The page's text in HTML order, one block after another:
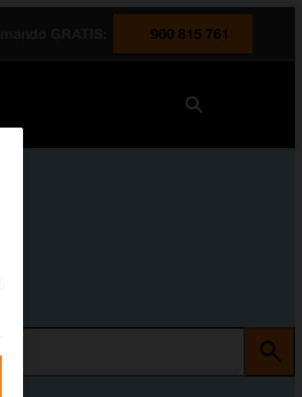
900 815 761